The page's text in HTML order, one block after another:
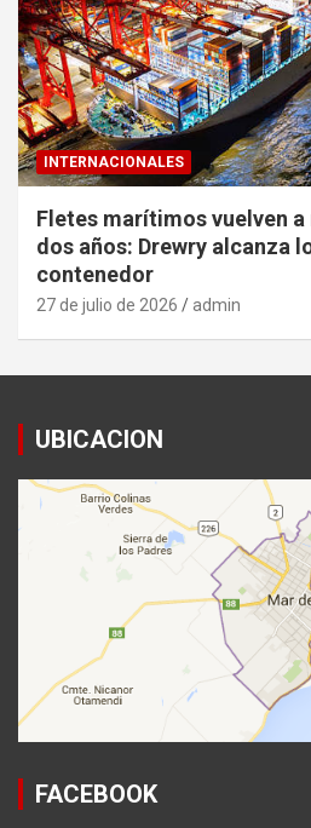
INTERNACIONALES
Fletes marítimos vuelven
dos años: Drewry alcanza
contenedor
27 de julio de 2026 admin
UBICACION
FACEBOOK